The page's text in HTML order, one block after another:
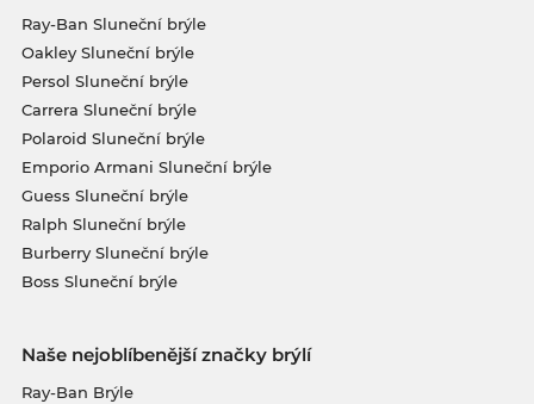
Ray-Ban Sluneční brýle
Oakley Sluneční brýle
Persol Sluneční brýle
Carrera Sluneční brýle
Polaroid Sluneční brýle
Emporio Armani Sluneční brýle
Guess Sluneční brýle
Ralph Sluneční brýle
Burberry Sluneční brýle
Boss Sluneční brýle
Naše nejoblíbenější značky brýlí
Ray-Ban Brýle